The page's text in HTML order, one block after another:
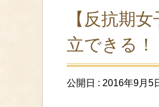
【反抗期
立できる！
公開日 : 2016年9月5